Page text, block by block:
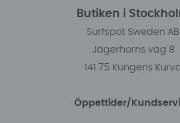
Butiken i
Surfspot Sweden AB
Jägerhorns väg 8
141 75 Kungens
Öppettider/